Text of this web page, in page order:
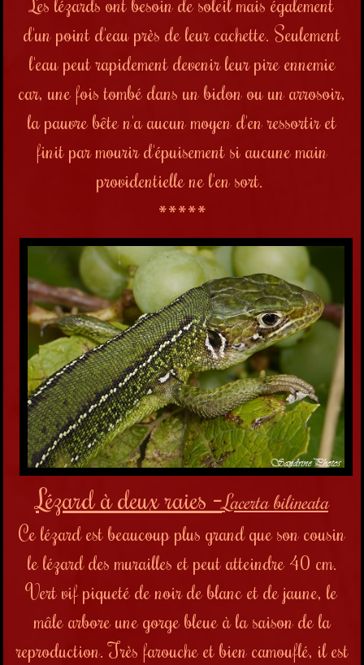
d'un point d'eau près de leur cachette. Seulement
l'eau peut rapidement devenir leur pire ennemie
car, une fois tombé dans un bidon ou un arrosoir,
la pauvre bête n'a aucun moyen d'en ressortir et
finit par mourir d'épuisement si aucune main
providentielle ne l'en sort.
*****
Lézard à deux raies -Lacerta bilineata
Ce lézard est beaucoup plus grand que son cousin
le lézard des murailles et peut atteindre 40 cm.
Vert vif piqueté de noir de blanc et de jaune, le
mâle arbore une gorge bleue à la saison de la
reproduction. Très farouche et bien camouflé, il est